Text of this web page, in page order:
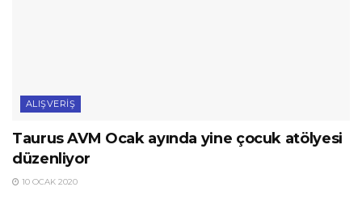
ALIŞVERIŞ
Taurus AVM Ocak ayında yine çocuk atölyesi
düzenliyor
10 OCAK 2020